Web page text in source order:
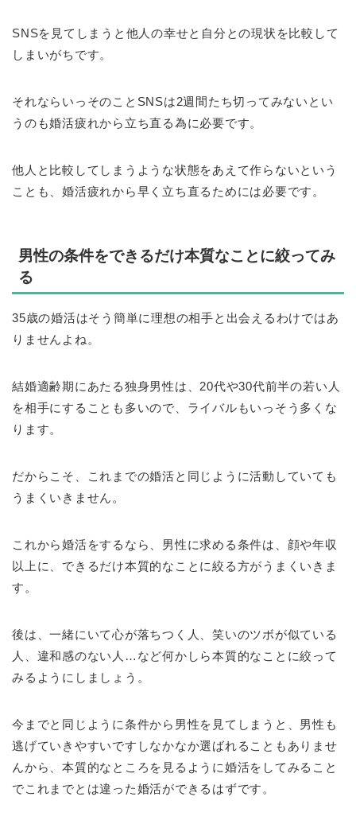
SNSを見てしまうと他人の幸せと自分との現状を比較して
しまいがちです。
それならいっそのことSNSは2週間たち切ってみないとい
うのも婚活疲れから立ち直る為に必要です。
他人と比較してしまうような状態をあえて作らないという
ことも、婚活疲れから早く立ち直るためには必要です。
男性の条件をできるだけ本質なことに絞ってみ
る
35歳の婚活はそう簡単に理想の相手と出会えるわけではあ
りませんよね。
結婚適齢期にあたる独身男性は、20代や30代前半の若い人
を相手にすることも多いので、ライバルもいっそう多くな
ります。
だからこそ、これまでの婚活と同じように活動していても
うまくいきません。
これから婚活をするなら、男性に求める条件は、顔や年収
以上に、できるだけ本質的なことに絞る方がうまくいきま
す。
後は、一緒にいて心が落ちつく人、笑いのツボが似ている
人、違和感のない人…など何かしら本質的なことに絞って
みるようにしましょう。
今までと同じように条件から男性を見てしまうと、男性も
逃げていきやすいですしなかなか選ばれることもありませ
んから、本質的なところを見るように婚活をしてみること
でこれまでとは違った婚活ができるはずです。